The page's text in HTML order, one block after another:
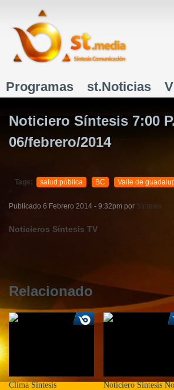
Menú principal
Programas st.Noticias
Noticiero Síntesis 7:00
06/febrero/2014
Tags: salud pública BC Valle de
Publicado 6 Febrero 2014 - 9:32pm por Síntesis
Noticieros Síntesis TV
Relacionado
Clima Síntesis
Noticiero Síntesis